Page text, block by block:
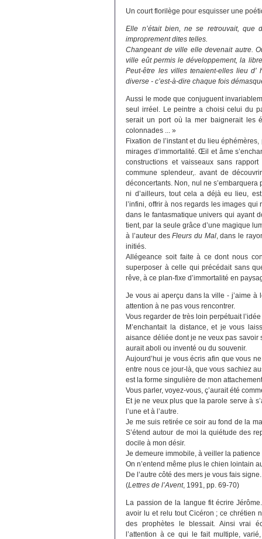
Un court florilège pour esquisser une
Elle n’était bien, ne se retrouvait, que
improprement dites telles.
Changeant de ville elle devenait autre.
ville eût permis le développement, la
Peut-être les villes tenaient-elles lieu
diverse - c’est-à-dire chaque fois
Aussi le mode que conjuguent
seul irréel. Le peintre a choisi celui du
serait un port où la mer baignerait les
colonnades ... »
Fixation de l’instant et du lieu
mirages d’immortalité. Œil et âme
constructions et vaisseaux sans
commune splendeur,. avant de
déconcertants. Non, nul ne
ni d’ailleurs, tout cela a déjà eu lieu,
l’infini, offrir à nos regards les images
dans le fantasmatique univers qui ayant
tient, par la seule grâce d’une magique
à l’auteur desFleurs du Mal, dans le
initiés.
Allégeance soit faite à ce dont nous
superposer à celle qui précédait sans
rêve, à ce plan-fixe d’immortalité en
Je vous ai aperçu dans la ville - j’aime à
attention à ne pas vous rencontrer.
Vous regarder de très loin perpétuait
M’enchantait la distance, et je vous
aisance déliée dont je ne veux pas savoir
aurait aboli ou inventé ou du souvenir.
Aujourd’hui je vous écris afin que vous
entre nous ce jour-là, que vous sachiez
est la forme singulière de mon
Vous parler, voyez-vous, ç’aurait été
Et je ne veux plus que la parole serve à
l’une et à l’autre.
Je me suis retirée ce soir au fond de la
S’étend autour de moi la quiétude des
docile à mon désir.
Je demeure immobile, à veiller la
On n’entend même plus le chien lointain
De l’autre côté des mers je vous fais signe.
(Lettres de l’Avent, 1991, pp. 69-70)
La passion de la langue fit écrire
avoir lu et relu tout Cicéron ; ce chrétien
des prophètes le blessait. Ainsi vrai
l’attention à ce qui le fait multiple,